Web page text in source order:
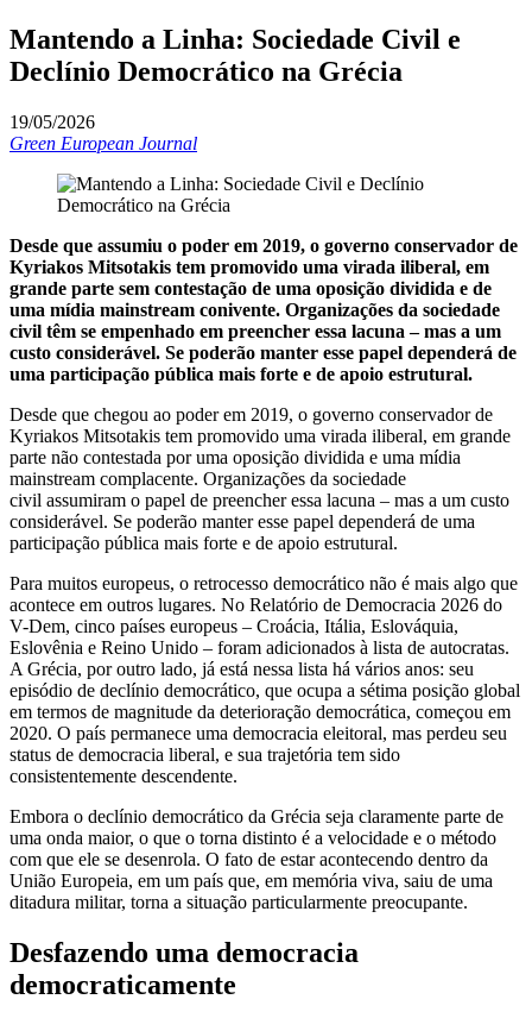
Mantendo a Linha: Sociedade Civil e
Declínio Democrático na Grécia
19/05/2026
Green European Journal
Desde que assumiu o poder em 2019, o governo conservador de
Kyriakos Mitsotakis tem promovido uma virada iliberal, em
grande parte sem contestação de uma oposição dividida e de
uma mídia mainstream conivente. Organizações da sociedade
civil têm se empenhado em preencher essa lacuna – mas a um
custo considerável. Se poderão manter esse papel dependerá de
uma participação pública mais forte e de apoio estrutural.
Desde que chegou ao poder em 2019, o governo conservador de
Kyriakos Mitsotakis tem promovido uma virada iliberal, em grande
parte não contestada por uma oposição dividida e uma mídia
mainstream complacente. Organizações da sociedade
civil assumiram o papel de preencher essa lacuna – mas a um custo
considerável. Se poderão manter esse papel dependerá de uma
participação pública mais forte e de apoio estrutural.
Para muitos europeus, o retrocesso democrático não é mais algo que
acontece em outros lugares. No Relatório de Democracia 2026 do
V-Dem, cinco países europeus – Croácia, Itália, Eslováquia,
Eslovênia e Reino Unido – foram adicionados à lista de autocratas.
A Grécia, por outro lado, já está nessa lista há vários anos: seu
episódio de declínio democrático, que ocupa a sétima posição global
em termos de magnitude da deterioração democrática, começou em
2020. O país permanece uma democracia eleitoral, mas perdeu seu
status de democracia liberal, e sua trajetória tem sido
consistentemente descendente.
Embora o declínio democrático da Grécia seja claramente parte de
uma onda maior, o que o torna distinto é a velocidade e o método
com que ele se desenrola. O fato de estar acontecendo dentro da
União Europeia, em um país que, em memória viva, saiu de uma
ditadura militar, torna a situação particularmente preocupante.
Desfazendo uma democracia
democraticamente